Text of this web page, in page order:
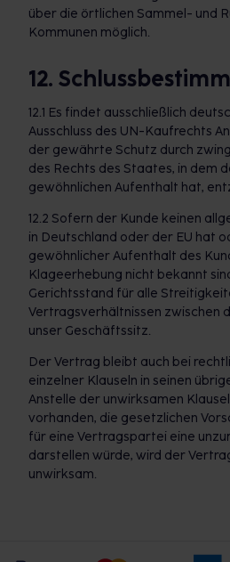
über die örtlichen Sammel- und
Kommunen möglich.
12.
12.1 Es findet ausschließlich
Ausschluss des UN-Kaufrechts
der gewährte Schutz durch
des Rechts des Staates, in dem
gewöhnlichen Aufenthalt hat,
12.2 Sofern der Kunde keinen
in Deutschland oder der EU hat
gewöhnlicher Aufenthalt des
Klageerhebung nicht bekannt
Gerichtsstand für alle
Vertragsverhältnissen zwischen
unser Geschäftssitz.
Der Vertrag bleibt auch bei
einzelner Klauseln in seinen
Anstelle der unwirksamen
vorhanden, die gesetzlichen
für eine Vertragspartei eine
darstellen würde, wird der
unwirksam.